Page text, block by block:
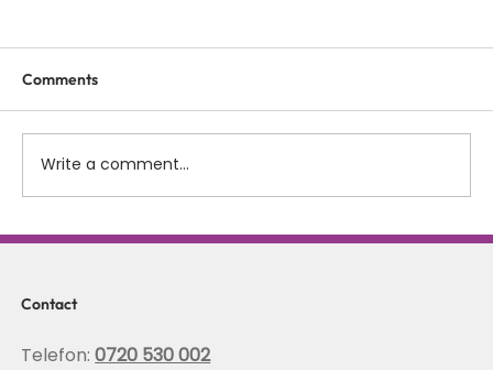
Scolioza la copii: rolul terapiei Schroth in
coloanei
Comments
Write a comment...
Contact
Telefon:0720 530 002